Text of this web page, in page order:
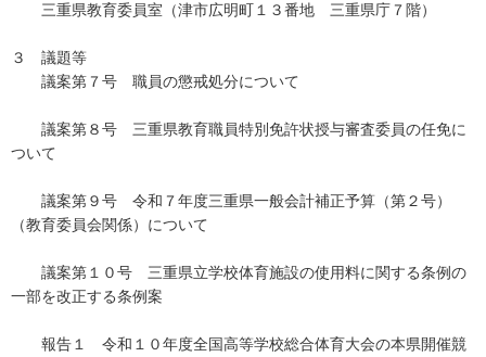
三重県教育委員室（津市広明町１３番地 三重県庁７階）
３ 議題等
議案第７号 職員の懲戒処分について
議案第８号 三重県教育職員特別免許状授与審査委員の任免に
ついて
議案第９号 令和７年度三重県一般会計補正予算（第２号）
（教育委員会関係）について
議案第１０号 三重県立学校体育施設の使用料に関する条例の
一部を改正する条例案
報告１ 令和１０年度全国高等学校総合体育大会の本県開催競